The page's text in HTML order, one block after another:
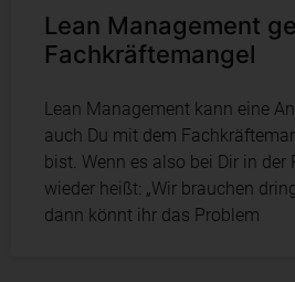
Lean Management
Fachkräftemangel
Lean Management kann eine
auch Du mit dem
bist. Wenn es also bei Dir in der
wieder heißt: „Wir brauchen
dann könnt ihr das Problem